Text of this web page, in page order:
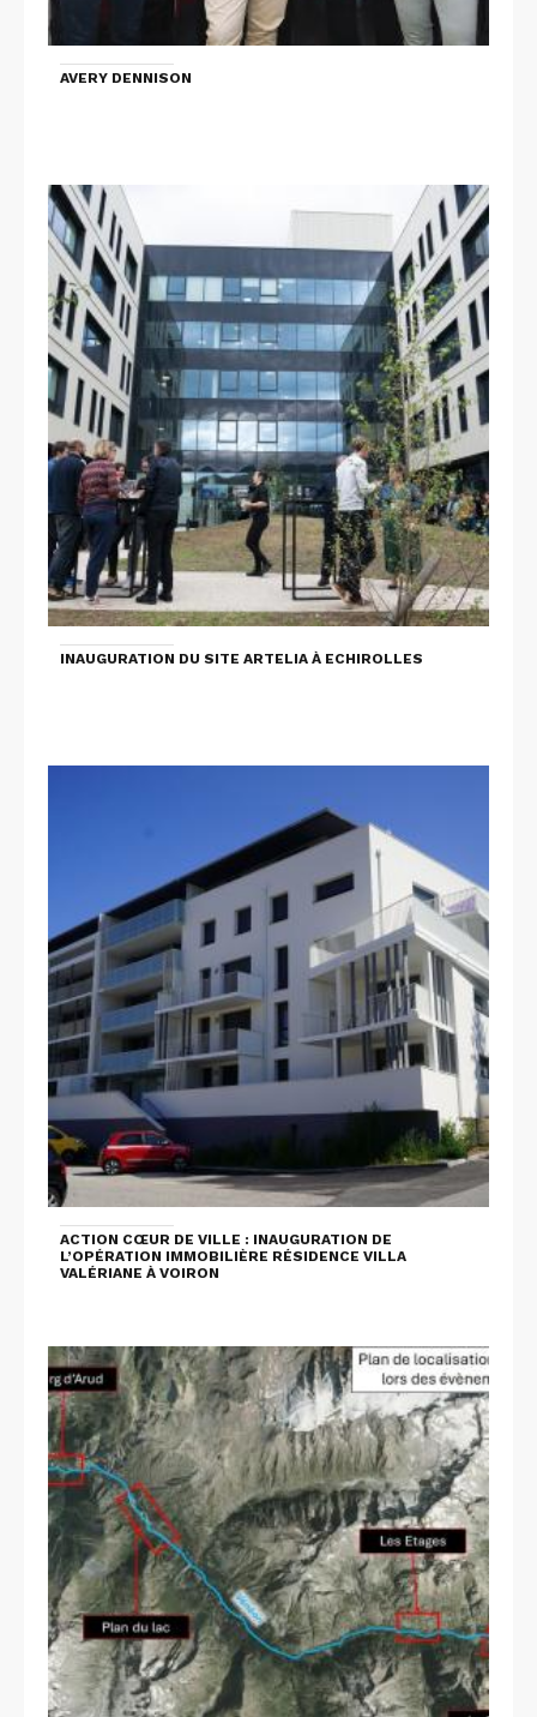
AVERY DENNISON
INAUGURATION DU SITE ARTELIA À ECHIROLLES
ACTION CŒUR DE VILLE : INAUGURATION DE
L’OPÉRATION IMMOBILIÈRE RÉSIDENCE VILLA
VALÉRIANE À VOIRON